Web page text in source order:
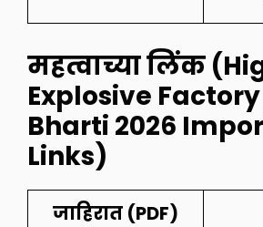
महत्वाच्या लिंक
Explosive
Bharti 2026
Links)
जाहिरात (PDF)